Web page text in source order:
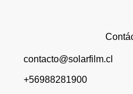
contacto@solarfilm.cl
+56988281900